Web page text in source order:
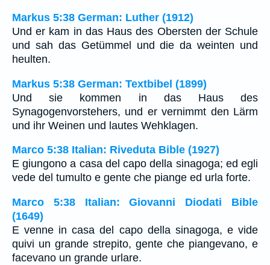
Markus 5:38 German: Luther (1912)
Und er kam in das Haus des Obersten der Schule
und sah das Getümmel und die da weinten und
heulten.
Markus 5:38 German: Textbibel (1899)
Und sie kommen in das Haus des
Synagogenvorstehers, und er vernimmt den Lärm
und ihr Weinen und lautes Wehklagen.
Marco 5:38 Italian: Riveduta Bible (1927)
E giungono a casa del capo della sinagoga; ed egli
vede del tumulto e gente che piange ed urla forte.
Marco 5:38 Italian: Giovanni Diodati Bible
(1649)
E venne in casa del capo della sinagoga, e vide
quivi un grande strepito, gente che piangevano, e
facevano un grande urlare.